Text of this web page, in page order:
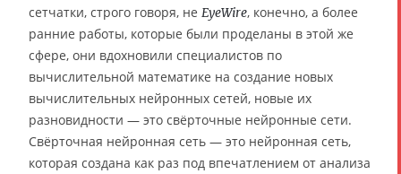
сетчатки, строго говоря, не EyeWire, конечно, а более
ранние работы, которые были проделаны в этой же
сфере, они вдохновили специалистов по
вычислительной математике на создание новых
вычислительных нейронных сетей, новые их
разновидности — это свёрточные нейронные сети.
Свёрточная нейронная сеть — это нейронная сеть,
которая создана как раз под впечатлением от анализа